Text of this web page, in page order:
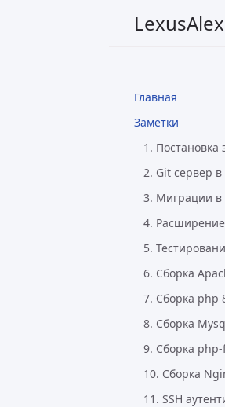
Главная
Заметки
1. Постановка
2. Git сервер в
3. Миграции в
4.
5.
6. Сборка
7. Сборка php
8. Сборка
9. Сборка php-
10. Сборка
11. SSH